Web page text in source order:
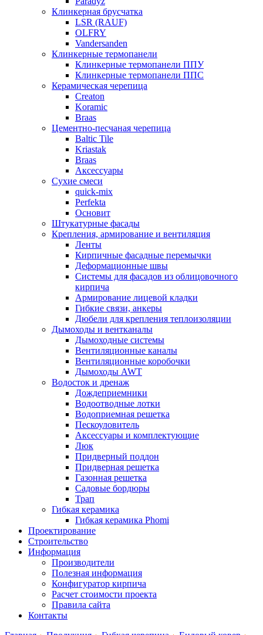
Клинкерная брусчатка
LSR (RAUF)
OLFRY
Vandersanden
Клинкерные термопанели
Клинкерные термопанели ППУ
Клинкерные термопанели ППC
Керамическая черепица
Creaton
Koramic
Braas
Цементно-песчаная черепица
Baltic Tile
Kriastak
Braas
Аксессуары
Сухие смеси
quick-mix
Perfekta
Основит
Штукатурные фасады
Крепления, армирование и вентиляция
Ленты
Кирпичные фасадные перемычки
Деформационные швы
Системы для фасадов из облицовочного
кирпича
Армирование лицевой кладки
Гибкие связи, анкеры
Дюбели для крепления теплоизоляции
Дымоходы и вентканалы
Дымоходные системы
Вентиляционные каналы
Вентиляционные коробочки
Дымоходы AWT
Водосток и дренаж
Дождеприемники
Водоотводные лотки
Водоприемная решетка
Пескоуловитель
Аксессуары и комплектующие
Люк
Придверный поддон
Придверная решетка
Газонная решетка
Садовые бордюры
Трап
Гибкая керамика
Гибкая керамика Phomi
Проектирование
Строительство
Информация
Производители
Полезная информация
Конфигуратор кирпича
Расчет стоимости проекта
Правила сайта
Контакты